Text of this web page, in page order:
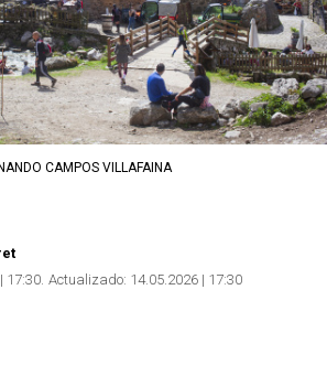
CAMPOS VILLAFAINA
17:30 Actualizado: 14.05.2026 | 17:30